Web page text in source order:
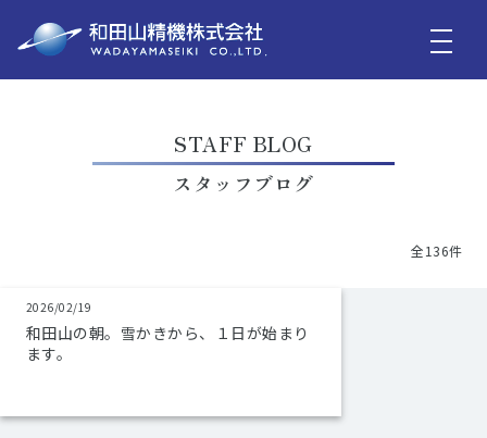
STAFF BLOG
スタッフブログ
全136件
2026/02/19
和田山の朝。雪かきから、１日が始まり
ます。